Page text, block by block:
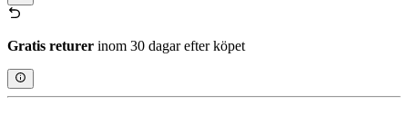
Gratis returer inom 30 dagar efter köpet